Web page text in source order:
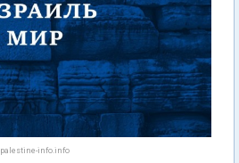
palestine-info.info